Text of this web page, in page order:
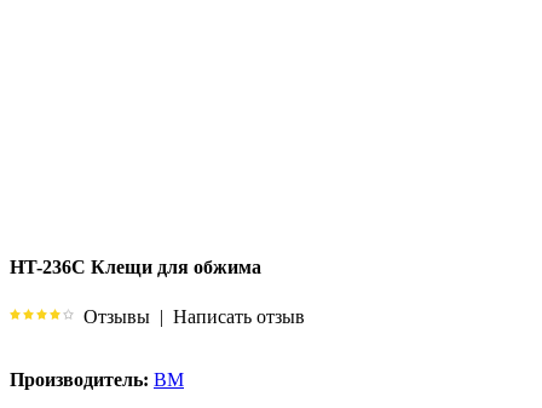
HT-236C Клещи для обжима
Отзывы | Написать отзыв
Производитель: BM